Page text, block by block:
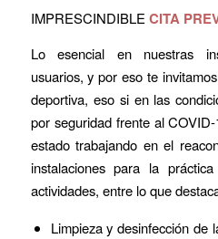
IMPRESCINDIBLE CITA
Lo esencial en nuestras
usuarios, y por eso te
deportiva, eso si en las
por seguridad frente al
estado trabajando en el
instalaciones para la
actividades, entre lo que
Limpieza y desinfección de